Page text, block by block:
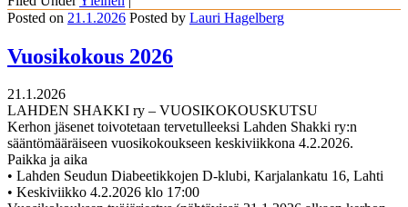
Posted on 21.1.2026 Posted by Lauri Hagelberg
Vuosikokous 2026
21.1.2026
LAHDEN SHAKKI ry – VUOSIKOKOUSKUTSU
Kerhon jäsenet toivotetaan tervetulleeksi Lahden Shakki ry:n
sääntömääräiseen vuosikokoukseen keskiviikkona 4.2.2026.
Paikka ja aika
• Lahden Seudun Diabeetikkojen D-klubi, Karjalankatu 16, Lahti
• Keskiviikko 4.2.2026 klo 17:00